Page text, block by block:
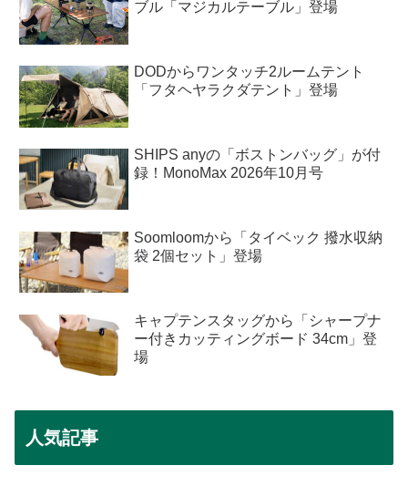
ブル「マジカルテーブル」登場
DODからワンタッチ2ルームテント
「フタヘヤラクダテント」登場
SHIPS anyの「ボストンバッグ」が付
録！MonoMax 2026年10月号
Soomloomから「タイベック 撥水収納
袋 2個セット」登場
キャプテンスタッグから「シャープナ
ー付きカッティングボード 34cm」登
場
人気記事